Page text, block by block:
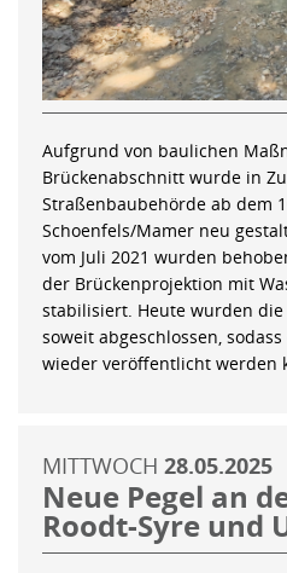
Aufgrund von baulichen
Brückenabschnitt wurde in
Straßenbaubehörde ab dem
Schoenfels/Mamer neu
vom Juli 2021 wurden
der Brückenprojektion mit
stabilisiert. Heute wurden
soweit abgeschlossen,
wieder veröffentlicht werden
MITTWOCH 28.05.2025
Neue Pegel an
Roodt-Syre und